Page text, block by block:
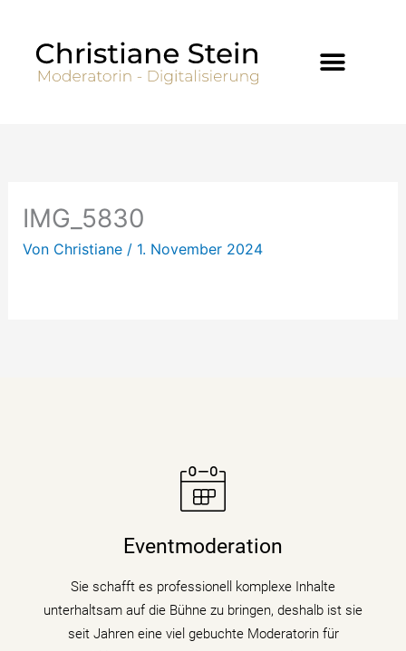
springen
IMG_5830
Von Christiane / 1. November 2024
Eventmoderation
Sie schafft es professionell komplexe Inhalte
unterhaltsam auf die Bühne zu bringen, deshalb ist sie
seit Jahren eine viel gebuchte Moderatorin für
Moderatorin Christiane Stein verbindet charmant und
unterhaltsam Nachrichtenkompetenz mit den Themen
mehr erfahren